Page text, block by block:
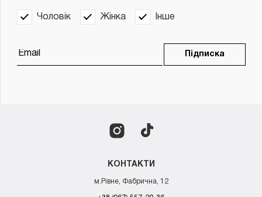
КОНТАКТИ
м.Рівне, Фабрична, 12
Чоловік Жінка Інше
Підписка